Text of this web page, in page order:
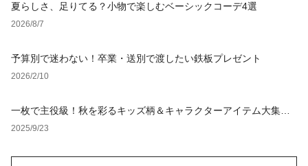
夏らしさ、足りてる？小物で楽しむベーシックコーデ4選
2026/8/7
予算別で迷わない！卒業・送別で渡したい鉄板プレゼント
2026/2/10
一枚で主役級！秋を彩るキッズ柄＆キャラクターアイテム大集
合！
2025/9/23